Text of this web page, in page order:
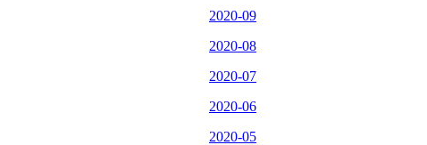
2020-09
2020-08
2020-07
2020-06
2020-05